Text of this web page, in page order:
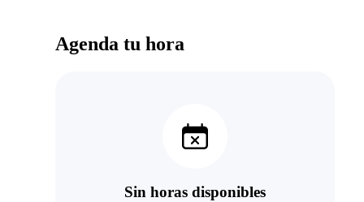
Agenda tu hora
Sin horas disponibles